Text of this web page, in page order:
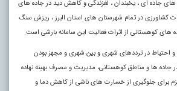
های جاده ای ، یخبندان ، لغزندگی و کاهش دید در جاده های
کشاورزی در تمام شهرستان های استان البرز ، ریزش سنگ
های کوهستانی از اثرات فعالیت این سامانه بارشی است.
احتیاط در ترددهای شهری و بین شهری و مجهز بودن
جاده ها و مناطق کوهستانی، مدیریت و مصرف بهینه نهاده
برای جلوگیری از خسارت های ناشی از کاهش دما و